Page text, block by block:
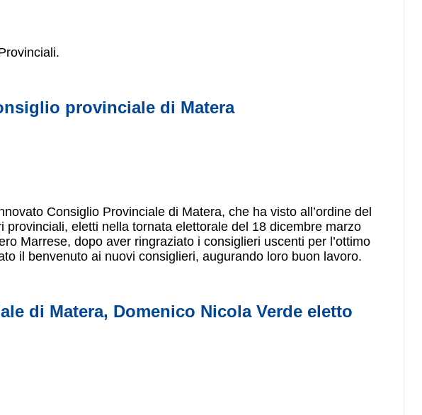
provinciale di Matera
Consiglio Provinciale di Matera, che ha visto all’ordine del
provinciali, eletti nella tornata elettorale del 18 dicembre marzo
Marrese, dopo aver ringraziato i consiglieri uscenti per l’ottimo
il benvenuto ai nuovi consiglieri, augurando loro buon lavoro.
di Matera, Domenico Nicola Verde eletto